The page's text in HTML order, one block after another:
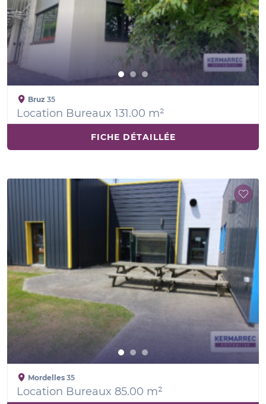
Bruz 35
Location Bureaux 131.00 m²
FICHE DÉTAILLÉE
Mordelles 35
Location Bureaux 85.00 m²